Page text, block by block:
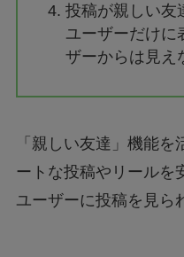
投稿が親しい友
ユーザーだけに
ザーからは見え
「親しい友達」機能
ートな投稿やリールを
ユーザーに投稿を見ら